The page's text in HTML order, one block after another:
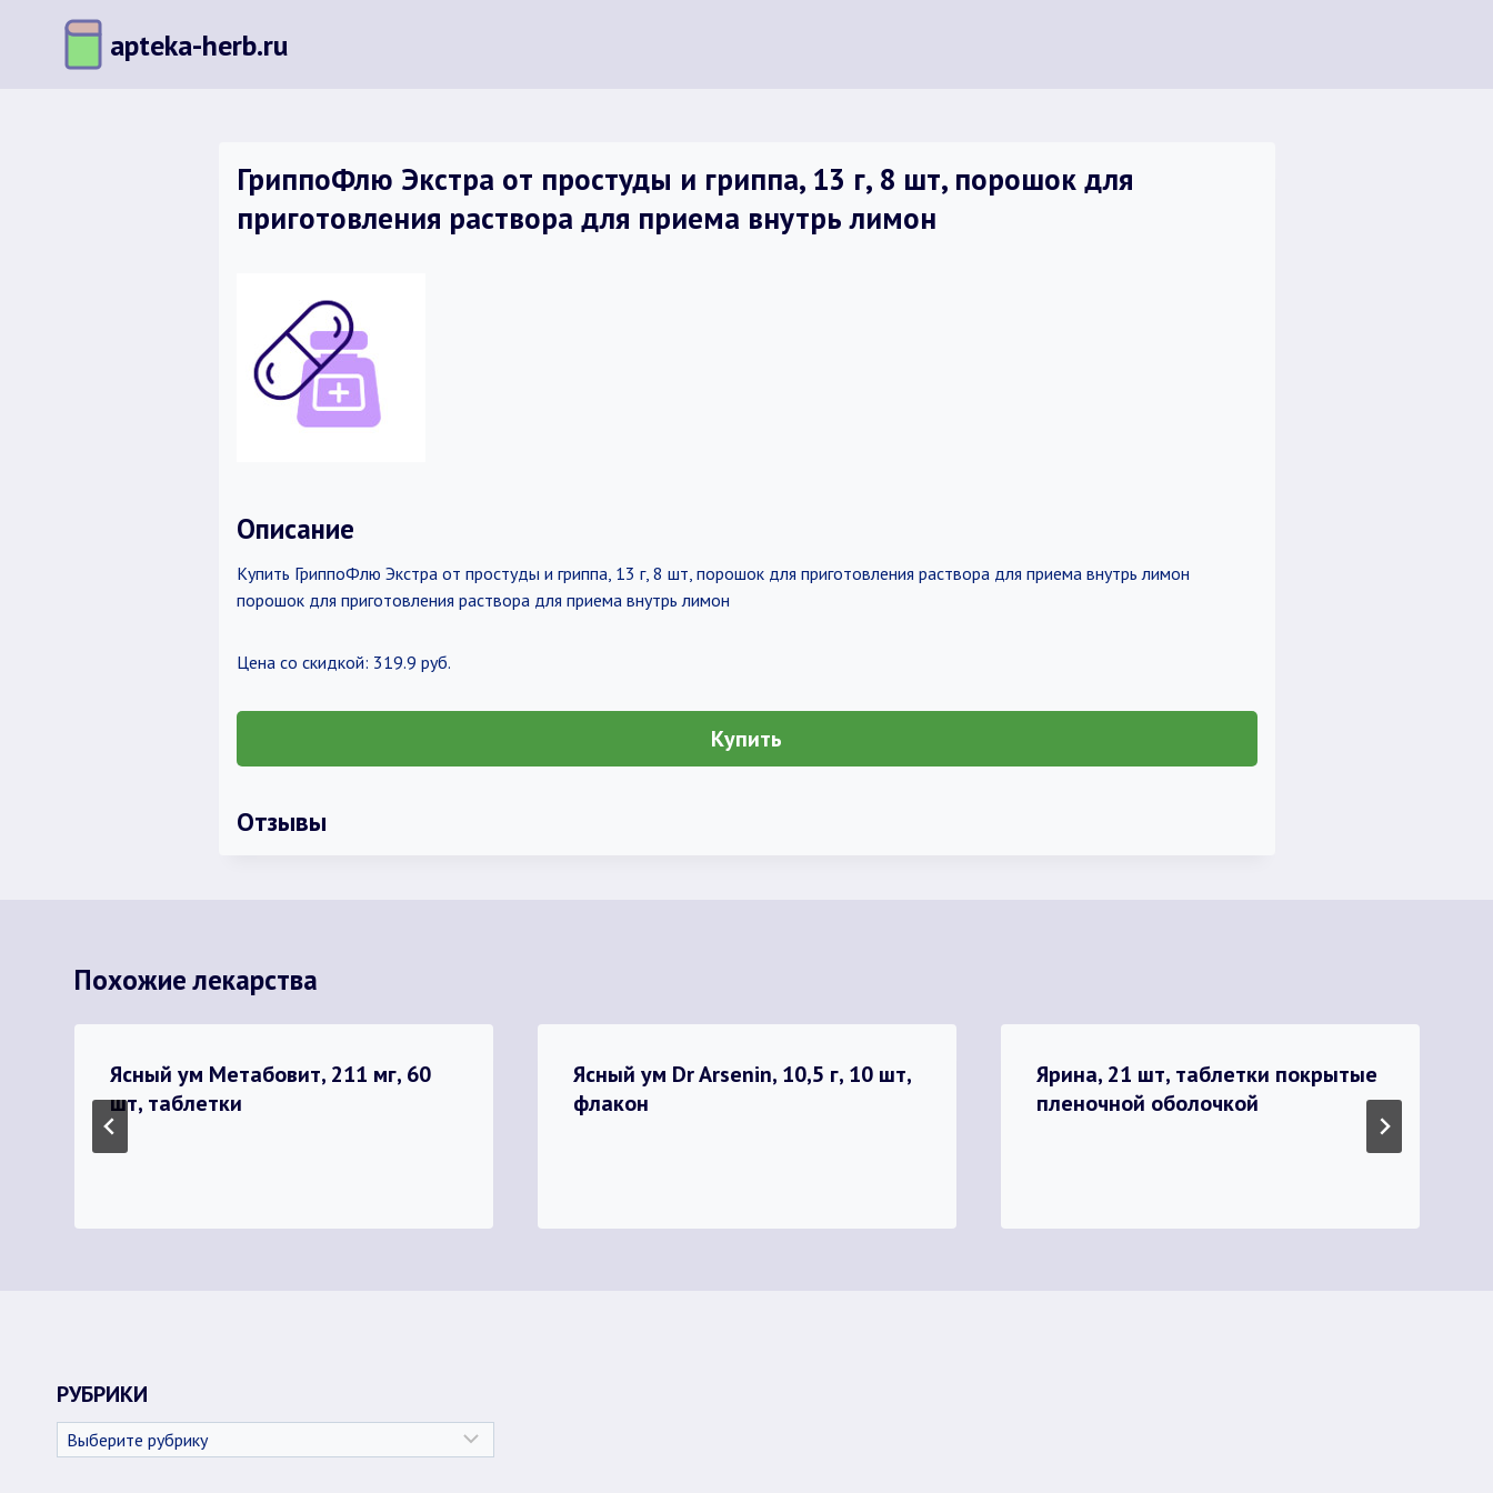
содержимому
apteka-herb.ru
ГриппоФлю Экстра от простуды и гриппа, 13 г, 8 шт, порошок для
приготовления раствора для приема внутрь лимон
Описание
Купить ГриппоФлю Экстра от простуды и гриппа, 13 г, 8 шт, порошок для приготовления раствора для приема внутрь лимон
порошок для приготовления раствора для приема внутрь лимон
Цена со скидкой: 319.9 руб.
Купить
Отзывы
Похожие лекарства
Ясный ум Метабовит, 211 мг, 60
шт, таблетки
Ясный ум Dr Arsenin, 10,5 г, 10 шт,
флакон
Ярина, 21 шт, таблетки покрытые
пленочной оболочкой
РУБРИКИ
Рубрики